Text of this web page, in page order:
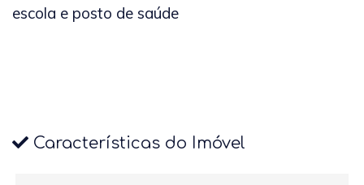
escola e posto de saúde
Características do Imóvel